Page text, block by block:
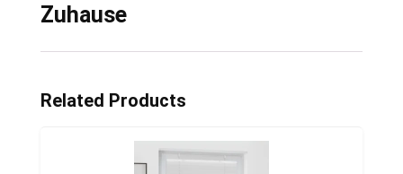
Zuhause
Related Products